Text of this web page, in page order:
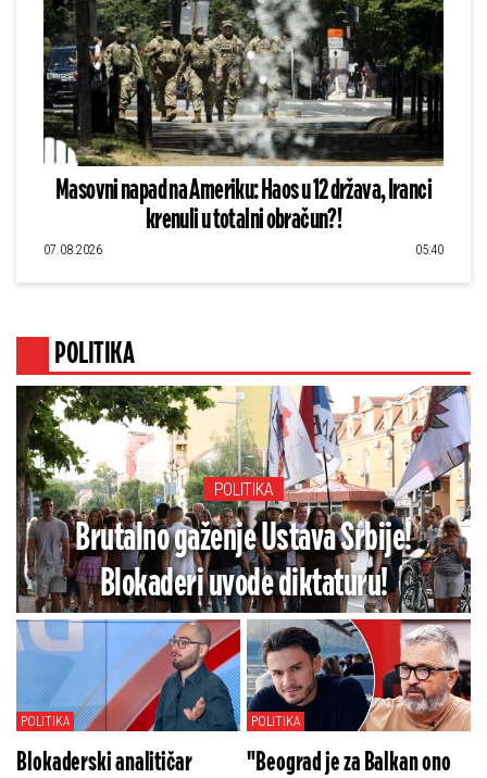
Masovni napad na Ameriku: Haos u 12 država, Iranci
krenuli u totalni obračun?!
07.08.2026 05:40
POLITIKA
POLITIKA
Brutalno gaženje Ustava Srbije!
Blokaderi uvode diktaturu!
POLITIKA
Blokaderski analitičar
POLITIKA
"Beograd je za Balkan ono